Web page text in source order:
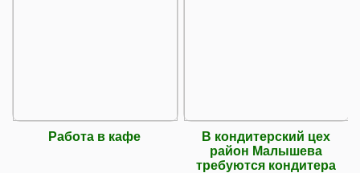
Работа в кафе
В кондитерский цех
район Малышева
требуются кондитера